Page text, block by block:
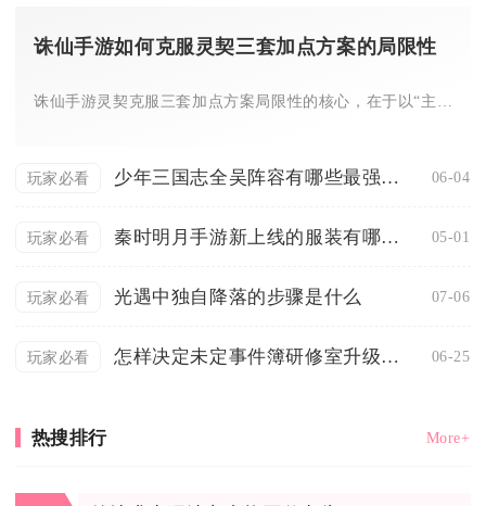
诛仙手游如何克服灵契三套加点方案的局限性
玩家必看 少年三国志全吴阵容有哪些最强英雄 06-04
玩家必看 秦时明月手游新上线的服装有哪些的特色 05-01
玩家必看 光遇中独自降落的步骤是什么 07-06
玩家必看 怎样决定未定事件簿研修室升级的优先级 06-25
热搜排行 More+